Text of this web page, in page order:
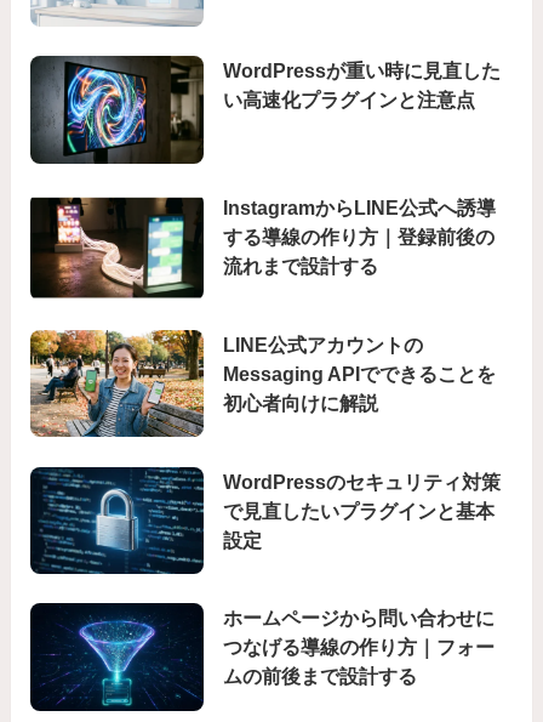
WordPressが重い時に見直した
い高速化プラグインと注意点
InstagramからLINE公式へ誘導
する導線の作り方｜登録前後の
流れまで設計する
LINE公式アカウントの
Messaging APIでできることを
初心者向けに解説
WordPressのセキュリティ対策
で見直したいプラグインと基本
設定
ホームページから問い合わせに
つなげる導線の作り方｜フォー
ムの前後まで設計する